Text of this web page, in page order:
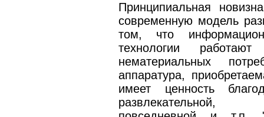
Принципиальная
современную модель
том, что
технологии
нематериальных
аппаратура,
имеет ценность
развлекательной,